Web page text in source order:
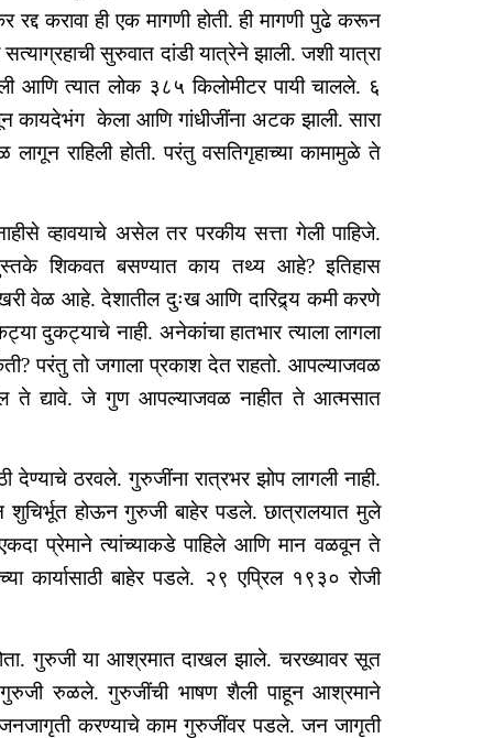
करावा ही एक मागणी होती. ही मागणी पुढे करून
सत्याग्रहाची सुरुवात दांडी यात्रेने झाली. जशी यात्रा
आणि त्यात लोक ३८५ किलोमीटर पायी चालले. ६
कायदेभंग केला आणि गांधीजींना अटक झाली. सारा
राहिली होती. परंतु वसतिगृहाच्या कामामुळे ते
व्हावयाचे असेल तर परकीय सत्ता गेली पाहिजे.
पुस्तके शिकवत बसण्यात काय तथ्य आहे? इतिहास
वेळ आहे. देशातील दुःख आणि दारिद्र्य कमी करणे
दुकट्याचे नाही. अनेकांचा हातभार त्याला लागला
परंतु तो जगाला प्रकाश देत राहतो. आपल्याजवळ
ते द्यावे. जे गुण आपल्याजवळ नाहीत ते आत्मसात
देण्याचे ठरवले. गुरुजींना रात्रभर झोप लागली नाही.
शुचिर्भूत होऊन गुरुजी बाहेर पडले. छात्रालयात मुले
प्रेमाने त्यांच्याकडे पाहिले आणि मान वळवून ते
बाहेर पडले. २९ एप्रिल १९३० रोजी
गुरुजी या आश्रमात दाखल झाले. चरख्यावर सूत
रुळले. गुरुजींची भाषण शैली पाहून आश्रमाने
जनजागृती करण्याचे काम गुरुजींवर पडले. जन जागृती